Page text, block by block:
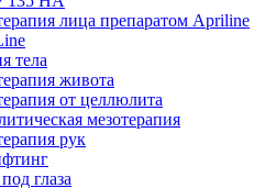
лица препаратом Apriline
тела
живота
от целлюлита
мезотерапия
рук
глаза